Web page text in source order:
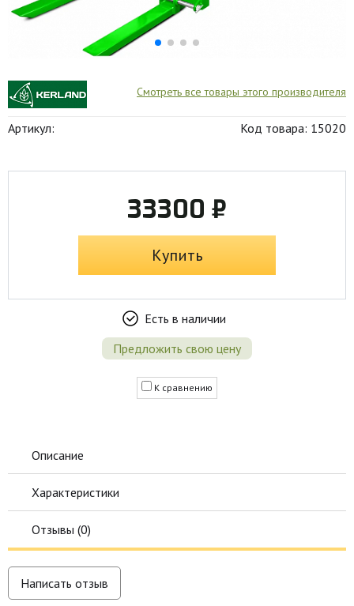
Смотреть все товары этого производителя
Артикул: Код товара: 15020
33300 ₽
Купить
Есть в наличии
Предложить свою цену
К сравнению
Описание
Характеристики
Отзывы (0)
Написать отзыв